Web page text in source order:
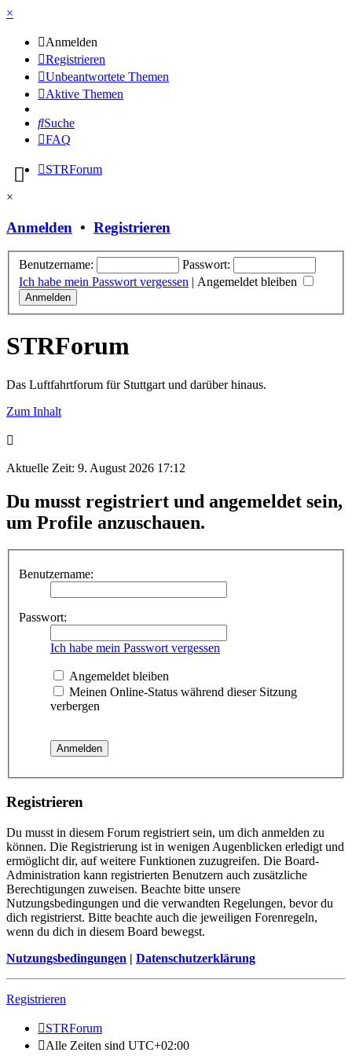
×
Anmelden
Registrieren
Unbeantwortete Themen
Aktive Themen
Suche
FAQ
STRForum
×
Anmelden • Registrieren
Benutzername:
Passwort:
Ich habe mein Passwort vergessen | Angemeldet bleiben
STRForum
Das Luftfahrtforum für Stuttgart und darüber hinaus.
Zum Inhalt
Aktuelle Zeit: 9. August 2026 17:12
Du musst registriert und angemeldet sein,
um Profile anzuschauen.
Benutzername:
Passwort:
Ich habe mein Passwort vergessen
Angemeldet bleiben
Meinen Online-Status während dieser Sitzung
verbergen
Registrieren
Du musst in diesem Forum registriert sein, um dich anmelden zu
können. Die Registrierung ist in wenigen Augenblicken erledigt und
ermöglicht dir, auf weitere Funktionen zuzugreifen. Die Board-
Administration kann registrierten Benutzern auch zusätzliche
Berechtigungen zuweisen. Beachte bitte unsere
Nutzungsbedingungen und die verwandten Regelungen, bevor du
dich registrierst. Bitte beachte auch die jeweiligen Forenregeln,
wenn du dich in diesem Board bewegst.
Nutzungsbedingungen | Datenschutzerklärung
Registrieren
STRForum
Alle Zeiten sind UTC+02:00